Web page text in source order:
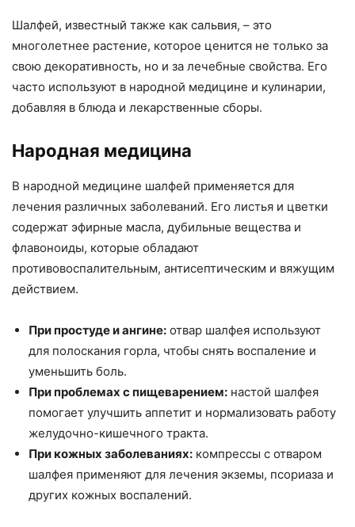
Шалфей, известный также как сальвия, – это
многолетнее растение, которое ценится не только за
свою декоративность, но и за лечебные свойства. Его
часто используют в народной медицине и кулинарии,
добавляя в блюда и лекарственные сборы.
Народная медицина
В народной медицине шалфей применяется для
лечения различных заболеваний. Его листья и цветки
содержат эфирные масла, дубильные вещества и
флавоноиды, которые обладают
противовоспалительным, антисептическим и вяжущим
действием.
При простуде и ангине: отвар шалфея используют
для полоскания горла, чтобы снять воспаление и
уменьшить боль.
При проблемах с пищеварением: настой шалфея
помогает улучшить аппетит и нормализовать работу
желудочно-кишечного тракта.
При кожных заболеваниях: компрессы с отваром
шалфея применяют для лечения экземы, псориаза и
других кожных воспалений.